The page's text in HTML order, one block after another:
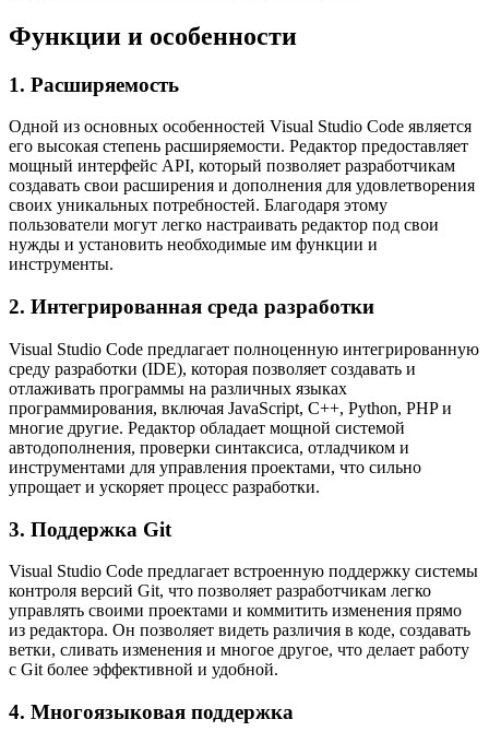
Функции и особенности
1. Расширяемость
Одной из основных особенностей Visual Studio Code является
его высокая степень расширяемости. Редактор предоставляет
мощный интерфейс API, который позволяет разработчикам
создавать свои расширения и дополнения для удовлетворения
своих уникальных потребностей. Благодаря этому
пользователи могут легко настраивать редактор под свои
нужды и установить необходимые им функции и
инструменты.
2. Интегрированная среда разработки
Visual Studio Code предлагает полноценную интегрированную
среду разработки (IDE), которая позволяет создавать и
отлаживать программы на различных языках
программирования, включая JavaScript, C++, Python, PHP и
многие другие. Редактор обладает мощной системой
автодополнения, проверки синтаксиса, отладчиком и
инструментами для управления проектами, что сильно
упрощает и ускоряет процесс разработки.
3. Поддержка Git
Visual Studio Code предлагает встроенную поддержку системы
контроля версий Git, что позволяет разработчикам легко
управлять своими проектами и коммитить изменения прямо
из редактора. Он позволяет видеть различия в коде, создавать
ветки, сливать изменения и многое другое, что делает работу
с Git более эффективной и удобной.
4. Многоязыковая поддержка